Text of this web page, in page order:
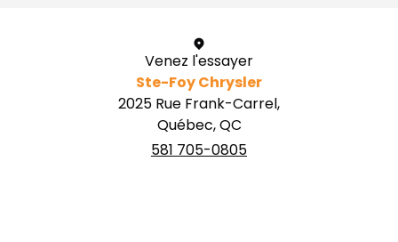
Venez l'essayer
Ste-Foy Chrysler
2025 Rue Frank-Carrel,
Québec, QC
581 705-0805